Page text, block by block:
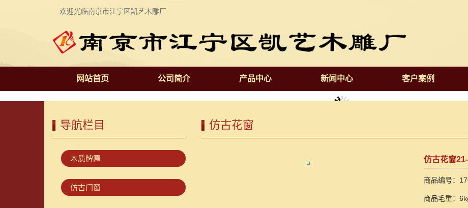
欢迎光临南京市江宁区凯艺木雕厂
网站首页 公司简介 产品中心 新闻中心 客户案例
仿古花窗
仿古花窗
商品编号：
商品毛重：
导航栏目
木质牌匾
仿古门窗